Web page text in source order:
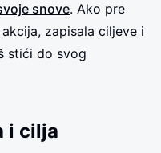
snove. Ako pre
zapisala ciljeve i
stići do svog
i cilja